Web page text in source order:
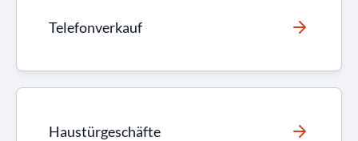
Telefonverkauf
Haustürgeschäfte